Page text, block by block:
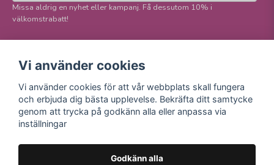
Missa aldrig en nyhet eller kampanj. Få dessutom 10% i
välkomstrabatt!
sociala medier!
Facebook
Instagram
Youtube
E-handel
Vi använder cookies
Vi använder cookies för att vår webbplats skall fungera
och erbjuda dig bästa upplevelse. Bekräfta ditt samtycke
genom att trycka på godkänn alla eller anpassa via
inställningar
Godkänn alla